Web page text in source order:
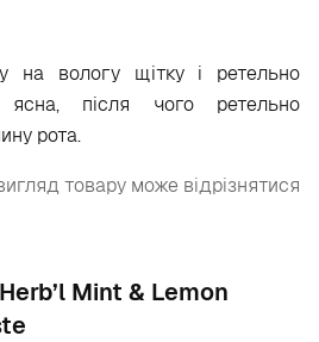
на вологу щітку і ретельно
після чого ретельно
рота.
товару може відрізнятися
Mint & Lemon